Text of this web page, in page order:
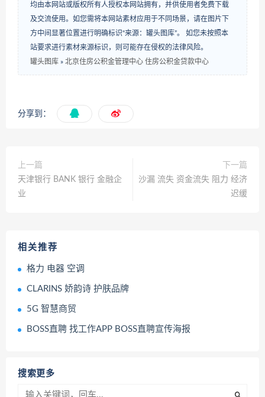
均由本网站或版权所有人授权本网站拥有，并供使用者免费下载
及交流使用。如您需将本网站素材应用于不同场景，请在图片下
方中间显著位置进行明确标识“来源：罐头图库”。 如您未按照本
站要求进行素材来源标识，则可能存在侵权的法律风险。
罐头图库 » 北京住房公积金管理中心 住房公积金贷款中心
分享到：
上一篇
天津银行 BANK 银行 金融企
业
下一篇
沙漏 流失 资金流失 阻力 经济
迟缓
相关推荐
格力 电器 空调
CLARINS 娇韵诗 护肤品牌
5G 智慧商贸
BOSS直聘 找工作APP BOSS直聘宣传海报
搜索更多